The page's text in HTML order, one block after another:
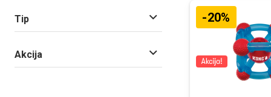
-20%
Tip
Akcija